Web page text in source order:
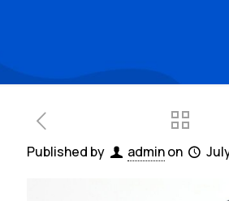
Published by adminon